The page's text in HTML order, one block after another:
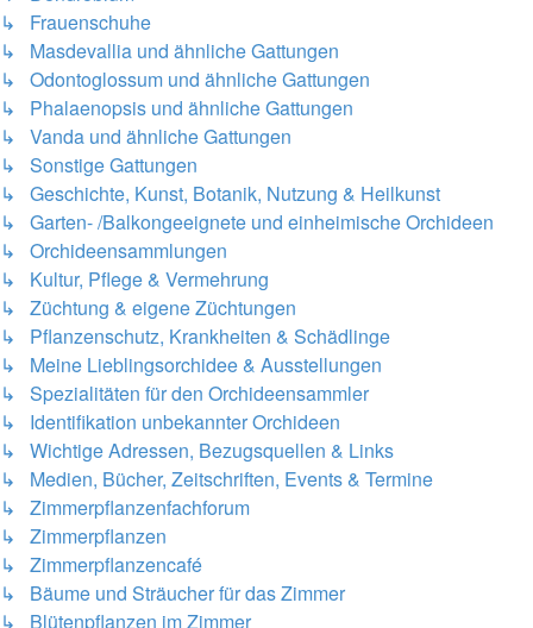
↳ Frauenschuhe
↳ Masdevallia und ähnliche Gattungen
↳ Odontoglossum und ähnliche Gattungen
↳ Phalaenopsis und ähnliche Gattungen
↳ Vanda und ähnliche Gattungen
↳ Sonstige Gattungen
↳ Geschichte, Kunst, Botanik, Nutzung & Heilkunst
↳ Garten- /Balkongeeignete und einheimische Orchideen
↳ Orchideensammlungen
↳ Kultur, Pflege & Vermehrung
↳ Züchtung & eigene Züchtungen
↳ Pflanzenschutz, Krankheiten & Schädlinge
↳ Meine Lieblingsorchidee & Ausstellungen
↳ Spezialitäten für den Orchideensammler
↳ Identifikation unbekannter Orchideen
↳ Wichtige Adressen, Bezugsquellen & Links
↳ Medien, Bücher, Zeitschriften, Events & Termine
↳ Zimmerpflanzenfachforum
↳ Zimmerpflanzen
↳ Zimmerpflanzencafé
↳ Bäume und Sträucher für das Zimmer
↳ Blütenpflanzen im Zimmer